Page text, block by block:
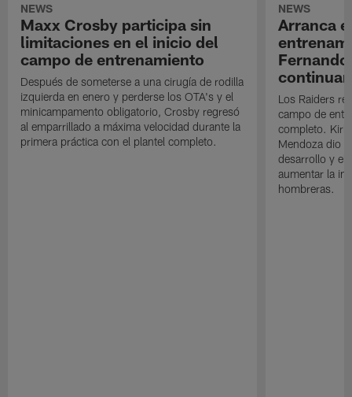
NEWS
Maxx Crosby participa sin
limitaciones en el inicio del
campo de entrenamiento
Después de someterse a una cirugía de rodilla
izquierda en enero y perderse los OTA's y el
minicampamento obligatorio, Crosby regresó
al emparrillado a máxima velocidad durante la
primera práctica con el plantel completo.
NEWS
Arranca
Los Raiders
campo de
completo. Kirk
Mendoza dio
desarrollo y el
aumentar la
hombreras.